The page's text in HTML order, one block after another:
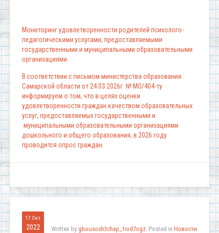
Мониторинг удовлетворенности родителей психолого-
педагогическими услугами, предоставляемыми
государственными и муниципальными образовательными
организациями.
В соответствии с письмом министерства образования
Самарской области от 24.03.2026г. № МО/404-ту
информируем о том, что в целях оценки
удовлетворенности граждан качеством образовательных
услуг, предоставляемых государственными и
муниципальными образовательными организациями
дошкольного и общего образования, в 2026 году
проводится опрос граждан.
17 Окт
2022 Written by gbousosh3chap_1iod7ogz. Posted in Новости